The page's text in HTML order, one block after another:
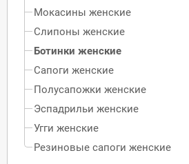
Мокасины женские
Слипоны женские
Ботинки женские
Сапоги женские
Полусапожки женские
Эспадрильи женские
Угги женские
Резиновые сапоги женские